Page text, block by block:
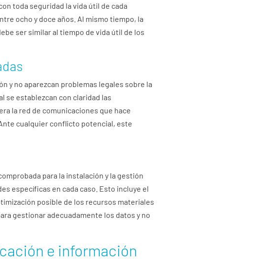
toda seguridad la vida útil de cada
ocho y doce años. Al mismo tiempo, la
ser similar al tiempo de vida útil de los
y no aparezcan problemas legales sobre la
se establezcan con claridad las
la red de comunicaciones que hace
cualquier conflicto potencial, este
para la instalación y la gestión
específicas en cada caso. Esto incluye el
posible de los recursos materiales
gestionar adecuadamente los datos y no
e información